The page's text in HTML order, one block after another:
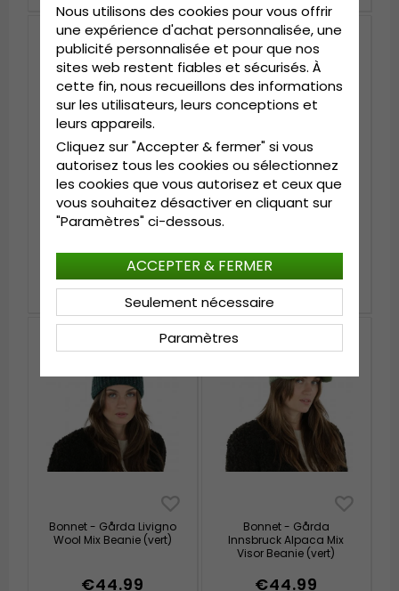
Bonnet - Gårda Ebene
menthe)
€39.99
foncé)
€39.99
Bonnet - Gårda Livigno
Wool Mix Beanie (vert)
€44.99
Bonnet - Gårda
Innsbruck Alpaca Mix
Visor Beanie (vert)
€44.99
Nous utilisons des cookies pour vous offrir
une expérience d'achat personnalisée, une
publicité personnalisée et pour que nos
sites web restent fiables et sécurisés. À
cette fin, nous recueillons des informations
sur les utilisateurs, leurs conceptions et
leurs appareils.
Cliquez sur "Accepter & fermer" si vous
autorisez tous les cookies ou sélectionnez
les cookies que vous autorisez et ceux que
vous souhaitez désactiver en cliquant sur
"Paramètres" ci-dessous.
Paramètres
Seulement nécessaire
ACCEPTER & FERMER